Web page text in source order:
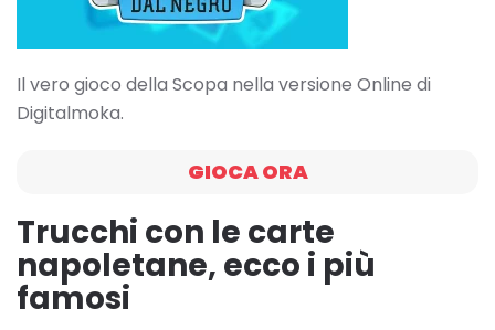
Il vero gioco della Scopa nella versione Online di
Digitalmoka.
GIOCA ORA
Trucchi con le carte
napoletane, ecco i più
famosi